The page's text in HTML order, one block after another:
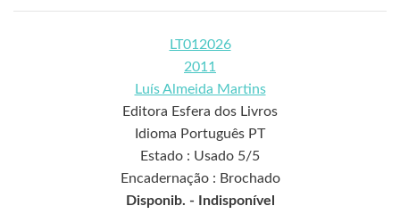
LT012026
2011
Luís Almeida Martins
Editora Esfera dos Livros
Idioma Português PT
Estado : Usado 5/5
Encadernação : Brochado
Disponib. -
Indisponível